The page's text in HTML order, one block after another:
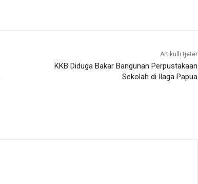
Artikulli tjetër
KKB Diduga Bakar Bangunan Perpustakaan
Sekolah di Ilaga Papua